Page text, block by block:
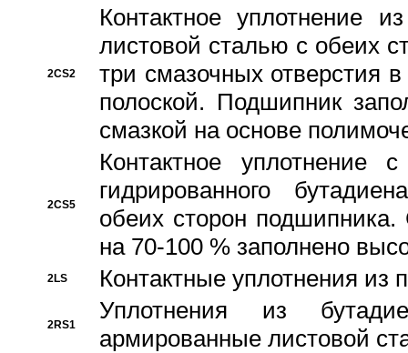
2CS2
Контактное уплотнение
листовой сталью с обеих
три смазочных отверстия
полоской. Подшипник
смазкой на основе
2CS5
Контактное уплотнение
гидрированного
обеих сторон
на 70-100 % заполнено
2LS Контактные уплотнения из
2RS1
Уплотнения из
армированные листовой